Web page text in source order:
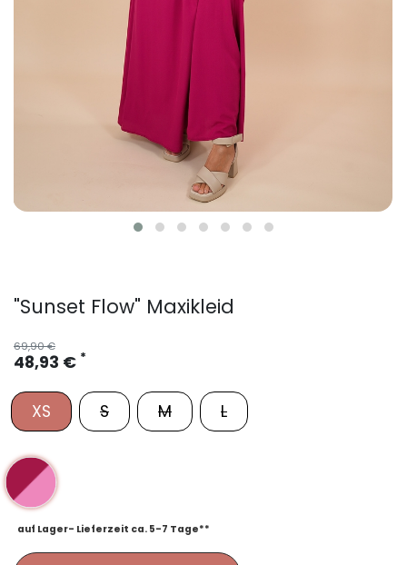
"Sunset Flow" Maxikleid
69,90 €
48,93 € *
XS S M L
auf Lager- Lieferzeit ca. 5-7 Tage**